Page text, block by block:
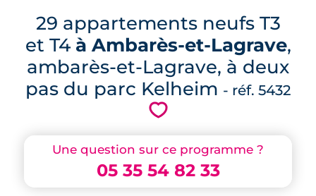
Une question sur ce programme ?
05 35 54 82 33
29 appartements neufs T3
et T4 à Ambarès-et-Lagrave,
ambarès-et-Lagrave, à deux
pas du parc Kelheim - réf. 5432
💗